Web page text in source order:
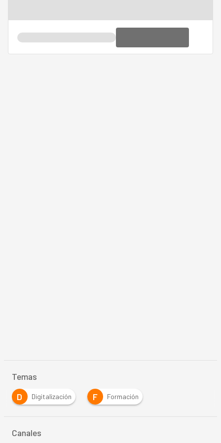
Temas
D
Digitalización F Formación
Canales